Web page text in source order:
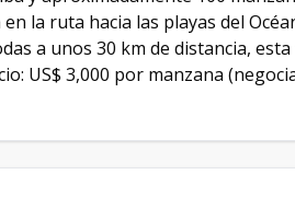
la ruta hacia las playas del
a unos 30 km de distancia,
US$ 3,000 por manzana